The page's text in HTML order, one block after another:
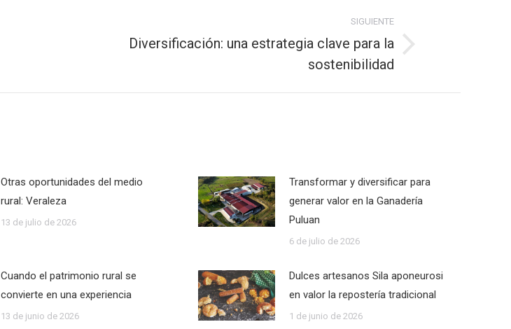
SIGUIENTE
Diversificación: una estrategia clave para la
sostenibilidad
Otras oportunidades del medio
rural: Veraleza
13 de julio de 2026
Transformar y diversificar para
generar valor en la Ganadería
Puluan
6 de julio de 2026
Cuando el patrimonio rural se
convierte en una experiencia
13 de junio de 2026
Dulces artesanos Sila aponeurosi
en valor la repostería tradicional
1 de junio de 2026